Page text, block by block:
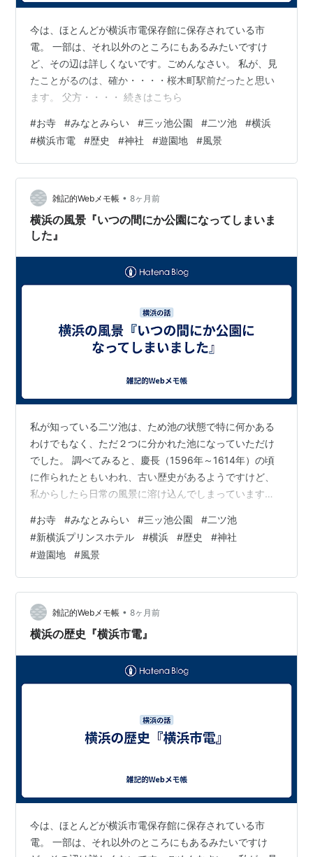
今は、ほとんどが横浜市電保存館に保存されている市
電。 一部は、それ以外のところにもあるみたいですけ
ど、その辺は詳しくないです。ごめんなさい。 私が、見
たことがるのは、確か・・・・桜木町駅前だったと思い
ます。 父方・・・・ 続きはこちら
#お寺 #みなとみらい #三ッ池公園 #二ツ池 #横浜
#横浜市電 #歴史 #神社 #遊園地 #風景
雑記的Webメモ帳 • 8ヶ月前
横浜の風景『いつの間にか公園になってしまいま
した』
私が知っている二ツ池は、ため池の状態で特に何かある
わけでもなく、ただ２つに分かれた池になっていただけ
でした。 調べてみると、慶長（1596年～1614年）の頃
に作られたともいわれ、古い歴史があるようですけど、
私からしたら日常の風景に溶け込んでしまっています。
いい景色ではなかったです。 それ・・・・ 続きはこちら
#お寺 #みなとみらい #三ッ池公園 #二ツ池
#新横浜プリンスホテル #横浜 #歴史 #神社
#遊園地 #風景
雑記的Webメモ帳 • 8ヶ月前
横浜の歴史『横浜市電』
今は、ほとんどが横浜市電保存館に保存されている市
電。 一部は、それ以外のところにもあるみたいですけ